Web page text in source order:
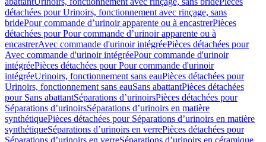
détachées pour Urinoirs, fonctionnement avec rinçage, sans
bridePour commande d’urinoir apparente ou à encastrerPièces
détachées pour Pour commande d’urinoir apparente ou à
encastrerAvec commande d'urinoir intégréePièces détachées pour
Avec commande d'urinoir intégréePour commande d'urinoir
intégréePièces détachées pour Pour commande d'urinoir
intégréeUrinoirs, fonctionnement sans eauPièces détachées pour
Urinoirs, fonctionnement sans eauSans abattantPièces détachées
pour Sans abattantSéparations d’urinoirsPièces détachées pour
Séparations d’urinoirsSéparations d’urinoirs en matière
synthétiquePièces détachées pour Séparations d’urinoirs en matière
synthétiqueSéparations d’urinoirs en verrePièces détachées pour
Séparations d’urinoirs en verreSéparations d’urinoirs en céramique